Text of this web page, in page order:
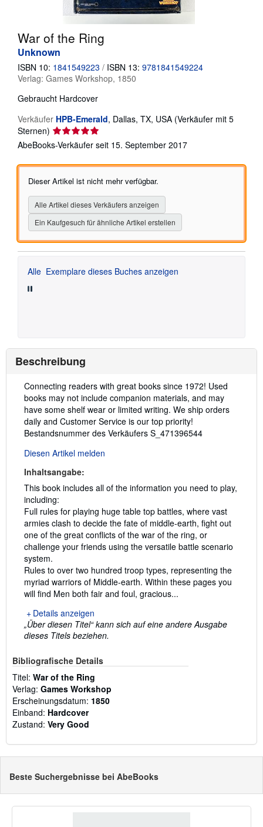
SCHLIESSEN
War of the Ring
Unknown
ISBN 10: 1841549223 / ISBN 13: 9781841549224
Verlag: Games Workshop, 1850
Gebraucht Hardcover
Verkäufer HPB-Emerald, Dallas, TX, USA (Verkäufer mit 5
Sternen) Verkäuferbewertung
5
5
Sternen
AbeBooks-Verkäufer seit 15. September 2017
Dieser Artikel ist nicht mehr verfügbar.
Alle Artikel dieses Verkäufers anzeigen
Ein Kaufgesuch für ähnliche Artikel erstellen
Alle Exemplare dieses Buches anzeigen
Beschreibung
Beschreibung:
Connecting readers with great books since 1972! Used
books may not include companion materials, and may
have some shelf wear or limited writing. We ship orders
daily and Customer Service is our top priority!
Bestandsnummer des Verkäufers S_471396544
Diesen Artikel melden
Inhaltsangabe:
This book includes all of the information you need to play,
including:
Full rules for playing huge table top battles, where vast
armies clash to decide the fate of middle-earth, fight out
one of the great conflicts of the war of the ring, or
challenge your friends using the versatile battle scenario
system.
Rules to over two hundred troop types, representing the
myriad warriors of Middle-earth. Within these pages you
will find Men both fair and foul, gracious...
Details anzeigen
„Über diesen Titel“ kann sich auf eine andere Ausgabe
dieses Titels beziehen.
Bibliografische Details
Titel: War of the Ring
Verlag: Games Workshop
Erscheinungsdatum: 1850
Einband: Hardcover
Zustand: Very Good
Beste Suchergebnisse bei AbeBooks